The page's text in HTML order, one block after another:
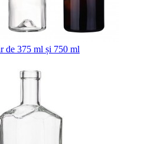
de 375 ml și 750 ml